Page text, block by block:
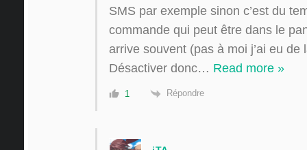
SMS par exemple sinon c’est du
commande qui peut être dans le
arrive souvent (pas à moi j’ai eu de
Désactiver donc… Read more »
1 Répondre